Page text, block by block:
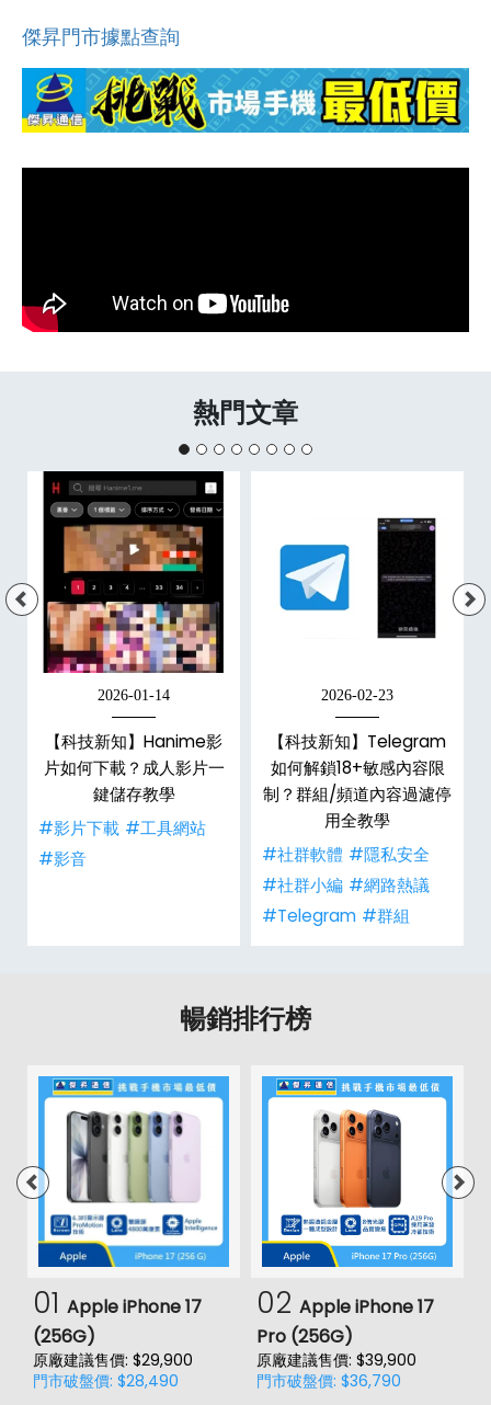
傑昇門市據點查詢
熱門文章
2026-01-14
【科技新知】Hanime影
片如何下載？成人影片一
鍵儲存教學
#影片下載 #工具網站
#影音
2026-02-23
【科技新知】Telegram
如何解鎖18+敏感內容限
制？群組/頻道內容過濾停
用全教學
#社群軟體 #隱私安全
#社群小編 #網路熱議
#Telegram #群組
暢銷排行榜
01 Apple iPhone 17
(256G)
原廠建議售價: $29,900
門市破盤價: $28,490
02 Apple iPhone 17
Pro (256G)
原廠建議售價: $39,900
門市破盤價: $36,790